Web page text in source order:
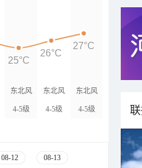
东北风
4-5级
东北风
4-5级
东北风
4-5级
25°C
26°C
27°C
08-12 08-13